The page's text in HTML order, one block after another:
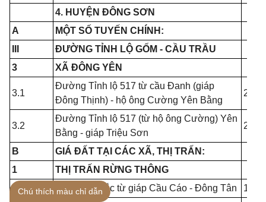
4. HUYỆN ĐÔNG SƠN
A
MỘT SỐ TUYẾN CHÍNH:
ĐƯỜNG TỈNH LỘ GỐM - CẦU TRẦU
3
XÃ ĐÔNG YÊN
3.1
Đường Tỉnh lộ 517 từ cầu Đanh (giáp
Đông Thịnh) - hộ ông Cường Yên Bằng
3.2
Đường Tỉnh lộ 517 (từ hộ ông Cường) Yên
Bằng - giáp Triệu Sơn
B
GIÁ ĐẤT TẠI CÁC XÃ, THỊ TRẤN:
1
THỊ TRẤN RỪNG THÔNG
1.8
Dọc kênh Bắc từ giáp Cầu Cáo - Đông Tân
Chú thích màu chỉ dẫn